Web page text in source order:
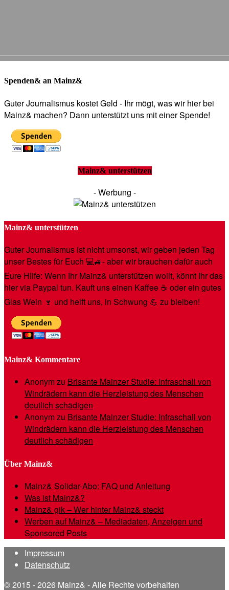
Spenden& an Mainz&
Guter Journalismus kostet Geld - Ihr mögt, was wir hier bei
Mainz& machen? Dann unterstützt uns mit einer Spende!
Mainz& unterstützen
- Werbung -
Mainz& unterstützen
Guter Journalismus ist nicht umsonst, wir geben jeden Tag
unser Bestes für Euch 💻🚙- aber wir brauchen dafür auch
Eure Hilfe: Wenn Ihr Mainz& unterstützen wollt, könnt Ihr das
hier via Paypal tun. Kauft uns einen Kaffee ☕️ oder ein gutes
Glas Wein 🍷 und helft uns, in Schwung 💪 zu bleiben!
Mainz& Kommentare
Anonymzu Brisante Mainzer Studie: Infraschall von
Windrädern kann die Herzleistung des Menschen
deutlich schädigen
Anonymzu Brisante Mainzer Studie: Infraschall von
Windrädern kann die Herzleistung des Menschen
deutlich schädigen
Über Mainz&
Mainz& Solidar-Abo: FAQ und Anleitung
Was ist Mainz&?
Mainz& gik – Wer hinter Mainz& steckt
Werben auf Mainz& – Mediadaten, Anzeigen und
Sponsored Posts
Impressum
Datenschutz
© 2015 - 2026 Mainz& - Alle Rechte vorbehalten